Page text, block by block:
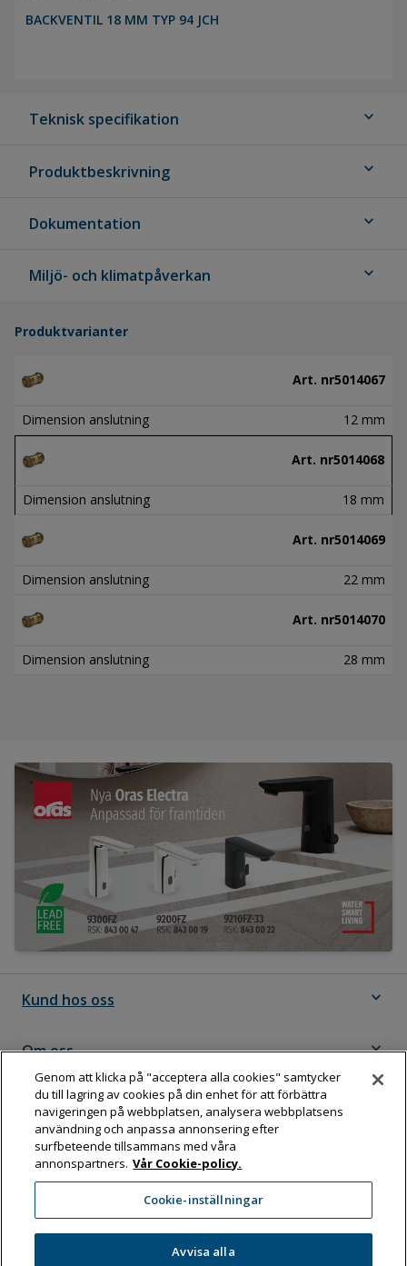
BACKVENTIL 18 MM TYP 94 JCH
Teknisk specifikation expand_more
Produktbeskrivning expand_more
Dokumentation expand_more
Miljö- och klimatpåverkan expand_more
Produktvarianter
Art. nr5014067
Dimension anslutning 12 mm
Art. nr5014068
Dimension anslutning 18 mm
Art. nr5014069
Dimension anslutning 22 mm
Art. nr5014070
Dimension anslutning 28 mm
Kund hos oss expand_more
Om oss expand_more
Följ Dahl
Dahl Sverige AB
Box 11076, 161 11 BROMMA
Tel:08-583 595 00
Genom att klicka på "acceptera alla cookies" samtycker
du till lagring av cookies på din enhet för att förbättra
navigeringen på webbplatsen, analysera webbplatsens
användning och anpassa annonsering efter
surfbeteende tillsammans med våra
annonspartners. Vår Cookie-policy.
Cookie-inställningar
Avvisa alla